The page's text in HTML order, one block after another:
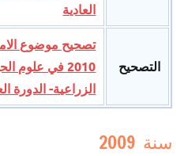
العادية
التصحيح
تصحيح موضوع
2010 في علوم
الزراعية- الدورة
سنة 2009